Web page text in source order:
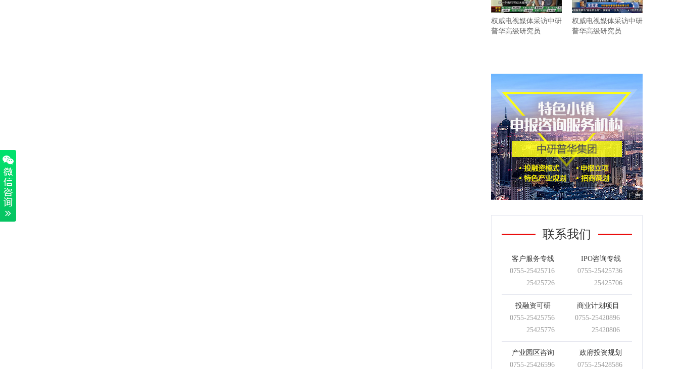
权威电视媒体采访中研
普华高级研究员
权威电视媒体采访中研
普华高级研究员
联系我们
客户服务专线
0755-25425716
25425726
IPO咨询专线
0755-25425736
25425706
投融资可研
0755-25425756
25425776
商业计划项目
0755-25420896
25420806
产业园区咨询
0755-25426596
政府投资规划
0755-25428586